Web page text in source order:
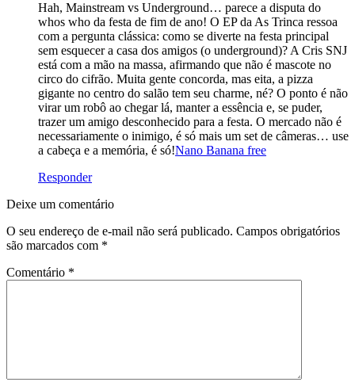
Hah, Mainstream vs Underground… parece a disputa do
whos who da festa de fim de ano! O EP da As Trinca ressoa
com a pergunta clássica: como se diverte na festa principal
sem esquecer a casa dos amigos (o underground)? A Cris SNJ
está com a mão na massa, afirmando que não é mascote no
circo do cifrão. Muita gente concorda, mas eita, a pizza
gigante no centro do salão tem seu charme, né? O ponto é não
virar um robô ao chegar lá, manter a essência e, se puder,
trazer um amigo desconhecido para a festa. O mercado não é
necessariamente o inimigo, é só mais um set de câmeras… use
a cabeça e a memória, é só!Nano Banana free
Responder
Deixe um comentário
O seu endereço de e-mail não será publicado. Campos obrigatórios
são marcados com *
Comentário *